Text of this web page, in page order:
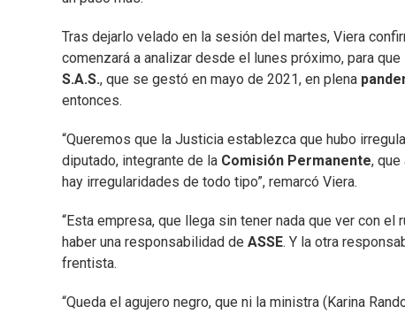
Tras dejarlo velado en la sesión del martes, Viera
comenzará a analizar desde el lunes próximo, para
S.A.S., que se gestó en mayo de 2021, en plena
entonces.
“Queremos que la Justicia establezca que hubo
diputado, integrante de la Comisión Permanente, que
hay irregularidades de todo tipo”, remarcó Viera.
“Esta empresa, que llega sin tener nada que ver con el
haber una responsabilidad de ASSE. Y la otra
frentista.
“Queda el agujero negro, que ni la ministra (Karina